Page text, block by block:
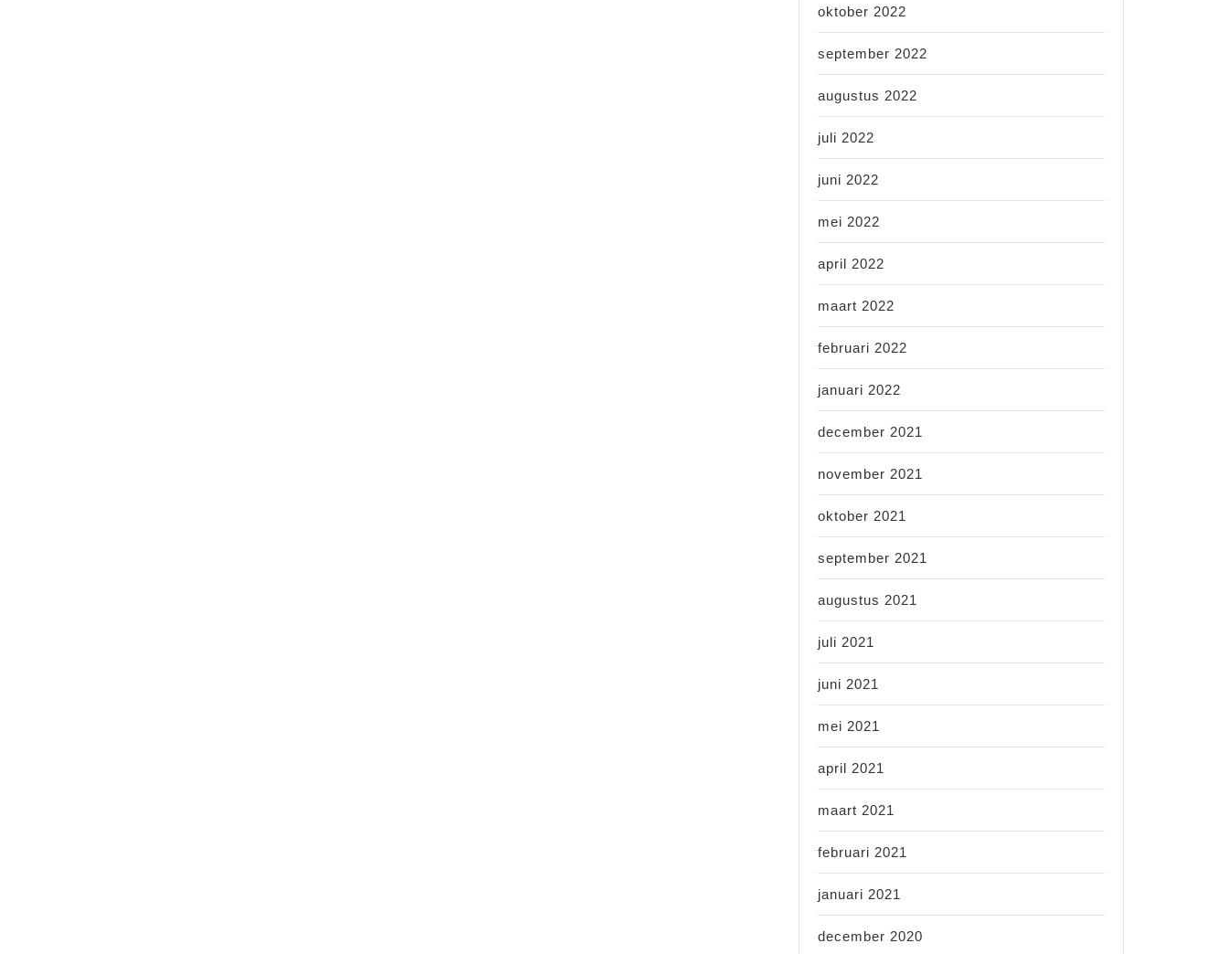
oktober 2022
september 2022
augustus 2022
juli 2022
juni 2022
mei 2022
april 2022
maart 2022
februari 2022
januari 2022
december 2021
november 2021
oktober 2021
september 2021
augustus 2021
juli 2021
juni 2021
mei 2021
april 2021
maart 2021
februari 2021
januari 2021
december 2020